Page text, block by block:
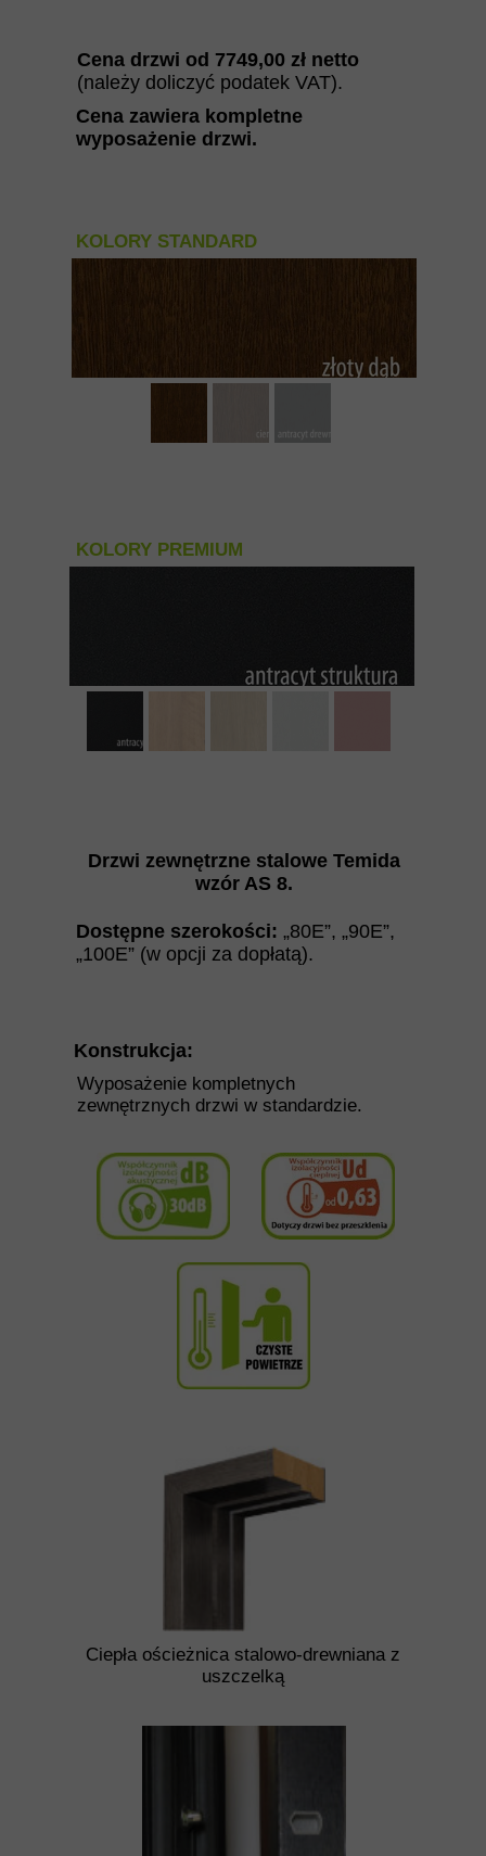
Cena zawiera kompletne
wyposażenie drzwi.
Cena drzwi od 7749,00 zł netto
(należy doliczyć podatek VAT).
Wyposażenie kompletnych
zewnętrznych drzwi w standardzie.
Ciepła ościeżnica stalowo-drewniana z
uszczelką
KOLORY PREMIUM
KOLORY STANDARD
Konstrukcja:
Drzwi zewnętrzne stalowe Temida
wzór AS 8.
Dostępne szerokości: „80E”, „90E”,
„100E” (w opcji za dopłatą).